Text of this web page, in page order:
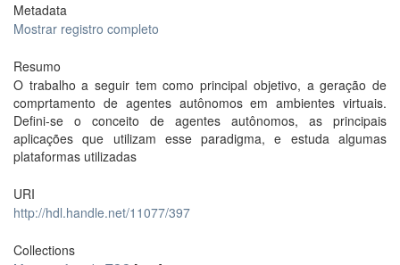
Metadata
Mostrar registro completo
Resumo
O trabalho a seguir tem como principal objetivo, a geração de
comprtamento de agentes autônomos em ambientes virtuais.
Defini-se o conceito de agentes autônomos, as principais
aplicações que utilizam esse paradigma, e estuda algumas
plataformas utilizadas
URI
http://hdl.handle.net/11077/397
Collections